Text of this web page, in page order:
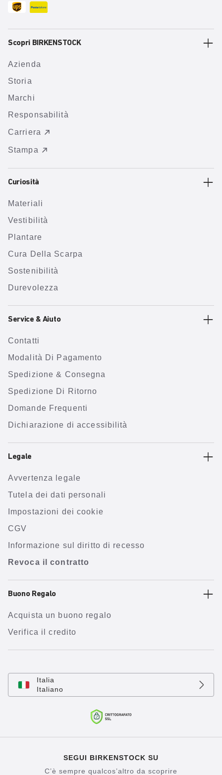
Scopri BIRKENSTOCK
Azienda
Storia
Marchi
Responsabilità
Carriera
Stampa
Curiosità
Materiali
Vestibilità
Plantare
Cura Della Scarpa
Sostenibilità
Durevolezza
Service & Aiuto
Contatti
Modalità Di Pagamento
Spedizione & Consegna
Spedizione Di Ritorno
Domande Frequenti
Dichiarazione di accessibilità
Legale
Avvertenza legale
Tutela dei dati personali
Impostazioni dei cookie
CGV
Informazione sul diritto di recesso
Revoca il contratto
Buono Regalo
Acquista un buono regalo
Verifica il credito
Italia
Italiano
SEGUI BIRKENSTOCK SU
C’è sempre qualcos’altro da scoprire